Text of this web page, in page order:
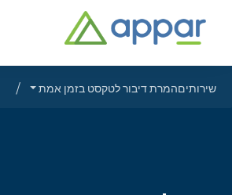
שירותיםהמרת דיבור לטקסט בזמן אמת